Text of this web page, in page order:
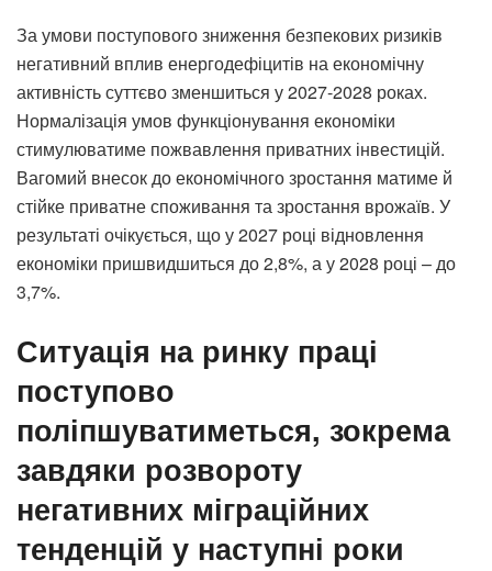
За умови поступового зниження безпекових ризиків
негативний вплив енергодефіцитів на економічну
активність суттєво зменшиться у 2027-2028 роках.
Нормалізація умов функціонування економіки
стимулюватиме пожвавлення приватних інвестицій.
Вагомий внесок до економічного зростання матиме й
стійке приватне споживання та зростання врожаїв. У
результаті очікується, що у 2027 році відновлення
економіки пришвидшиться до 2,8%, а у 2028 році – до
3,7%.
Ситуація на ринку праці
поступово
поліпшуватиметься, зокрема
завдяки розвороту
негативних міграційних
тенденцій у наступні роки